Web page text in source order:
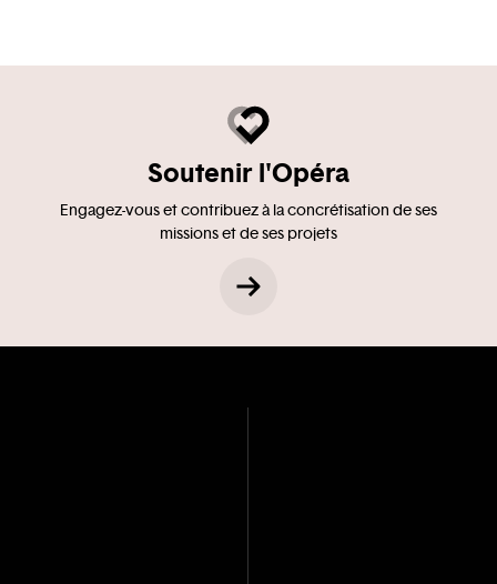
Soutenir l'Opéra
Engagez-vous et contribuez à la concrétisation de ses
missions et de ses projets